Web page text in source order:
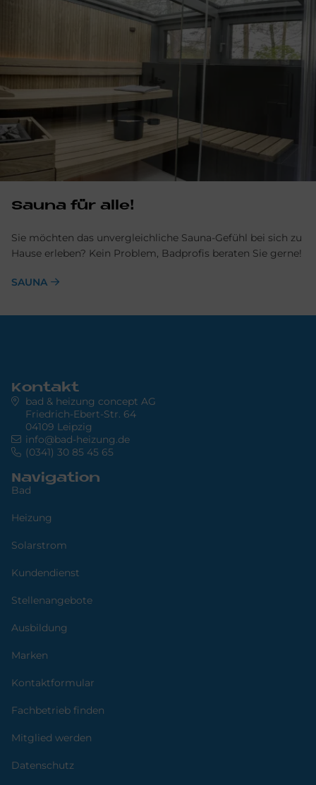
Sauna für alle!
Sie möchten das unvergleichliche Sauna-Gefühl bei sich zu
Hause erleben? Kein Problem, Badprofis beraten Sie gerne!
SAUNA
Kontakt
bad & heizung concept AG
Friedrich-Ebert-Str. 64
04109 Leipzig
info@bad-heizung.de
(0341) 30 85 45 65
Navigation
Bad
Heizung
Solarstrom
Kundendienst
Stellenangebote
Ausbildung
Marken
Kontaktformular
Fachbetrieb finden
Mitglied werden
Datenschutz